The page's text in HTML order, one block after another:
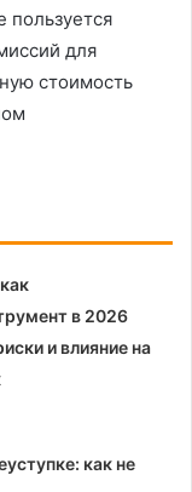
пользуется
для
стоимость
в 2026
и влияние на
как не